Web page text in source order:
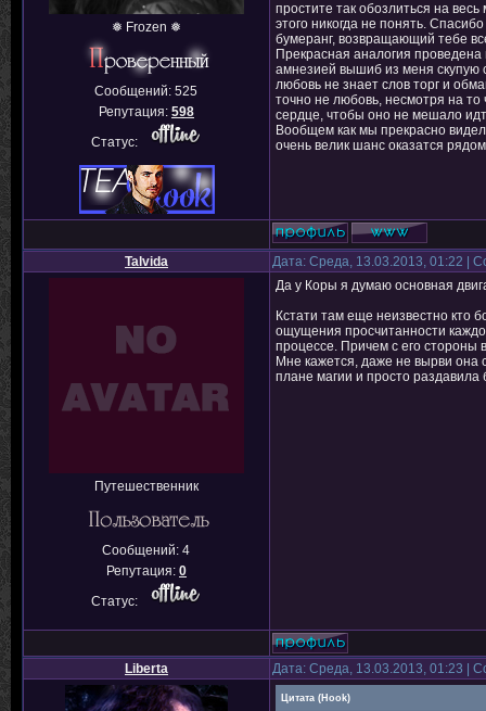
❅ Frozen ❅
Сообщений:525
Репутация: 598
Статус:
простите так обозлиться на
этого никогда не понять.
бумеранг, возвращающий тебе
Прекрасная аналогия
амнезией вышиб из меня скупую
любовь не знает слов торг и
точно не любовь, несмотря на
сердце, чтобы оно не мешало
Вообщем как мы прекрасно
очень велик шанс оказатся
Talvida Дата: Среда, 13.03.2013, 01:22 |
Путешественник
Сообщений:4
Репутация: 0
Статус:
Да у Коры я думаю основная
Кстати там еще неизвестно кто
ощущения просчитанности
процессе. Причем с его стороны
Мне кажется, даже не вырви она
плане магии и просто
Liberta Дата: Среда, 13.03.2013, 01:23 |
Цитата ( Hook)